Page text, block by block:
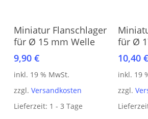
In den Warenkorb
Miniatur Flanschlager
für Ø 15 mm Welle
9,90 €
inkl. 19 % MwSt.
zzgl. Versandkosten
Lieferzeit: 1 - 3 Tage
für Ø
10,40€
inkl. 19
zzgl.